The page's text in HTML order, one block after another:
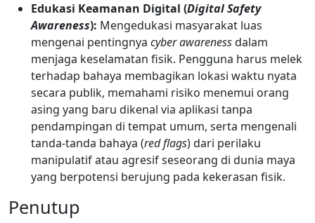
Edukasi Keamanan Digital (Digital Safety
Awareness): Mengedukasi masyarakat luas
mengenai pentingnya cyber awarenessdalam
menjaga keselamatan fisik. Pengguna harus melek
terhadap bahaya membagikan lokasi waktu nyata
secara publik, memahami risiko menemui orang
asing yang baru dikenal via aplikasi tanpa
pendampingan di tempat umum, serta mengenali
tanda-tanda bahaya (red flags) dari perilaku
manipulatif atau agresif seseorang di dunia maya
yang berpotensi berujung pada kekerasan fisik.
Penutup